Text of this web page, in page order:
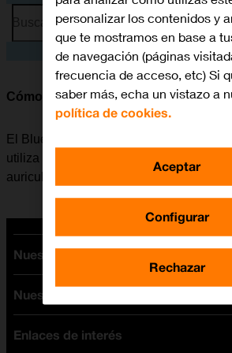
Busca por problema o tema
Cómo vincular un dispositivo
El Bluetooth es una forma de conexión
utiliza para establecer conexión con,
auriculares inalámbricos o un teclado.
Nuestras tarifas
Tarifas Orange
Tarifas fibra y móvil
Tarifas móviles
Nuestros dispositivos
Ofertas en móviles
Enlaces de interés
personalizar los contenidos y
que te mostramos en base a
de navegación (páginas
frecuencia de acceso, etc) Si
saber más, echa un vistazo a
política de cookies.
Configurar
Rechazar
Aceptar